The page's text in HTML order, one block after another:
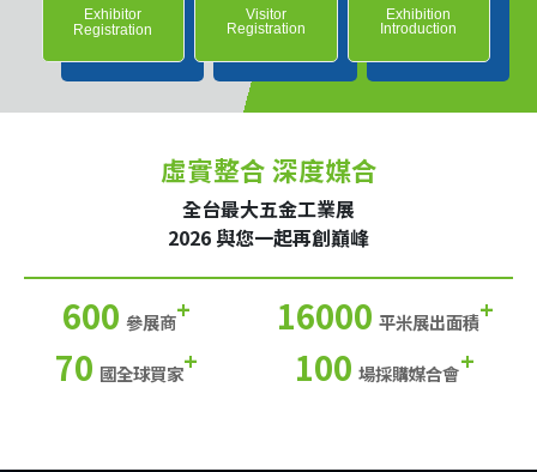
Exhibitor
Registration
Visitor
Registration
Exhibition
Introduction
虛實整合 深度媒合
全台最大五金工業展
2026 與您一起再創巔峰
600 參展商+ 16000 平米展出面積+
70 國全球買家+ 100 場採購媒合會+